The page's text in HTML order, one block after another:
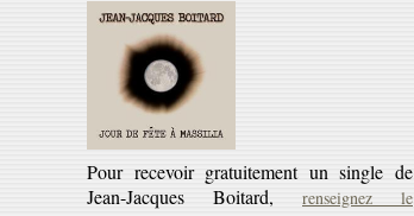
En savoir plus...
Pour recevoir gratuitement un single de
Jean-Jacques Boitard, renseignez le